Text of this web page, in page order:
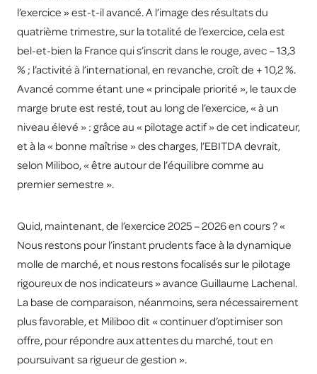
l’exercice » est-t-il avancé. A l’image des résultats du
quatrième trimestre, sur la totalité de l’exercice, cela est
bel-et-bien la France qui s’inscrit dans le rouge, avec – 13,3
% ; l’activité à l’international, en revanche, croît de + 10,2 %.
Avancé comme étant une « principale priorité », le taux de
marge brute est resté, tout au long de l’exercice, « à un
niveau élevé » : grâce au « pilotage actif » de cet indicateur,
et à la « bonne maîtrise » des charges, l’EBITDA devrait,
selon Miliboo, « être autour de l’équilibre comme au
premier semestre ».
Quid, maintenant, de l’exercice 2025 – 2026 en cours ? «
Nous restons pour l’instant prudents face à la dynamique
molle de marché, et nous restons focalisés sur le pilotage
rigoureux de nos indicateurs » avance Guillaume Lachenal.
La base de comparaison, néanmoins, sera nécessairement
plus favorable, et Miliboo dit « continuer d’optimiser son
offre, pour répondre aux attentes du marché, tout en
poursuivant sa rigueur de gestion ».